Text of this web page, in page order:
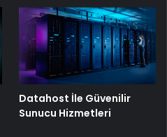
Datahost İle Güvenilir
Sunucu Hizmetleri